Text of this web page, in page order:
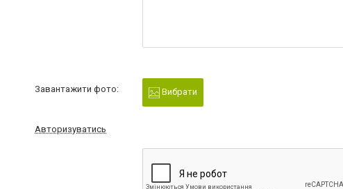
Завантажити фото: Вибрати
Авторизуватись